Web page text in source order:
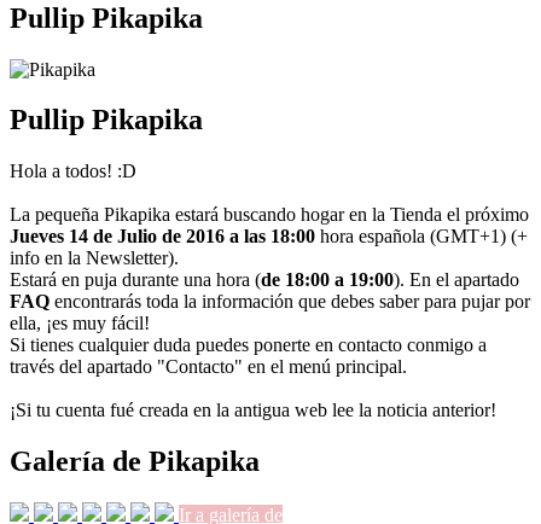
Pullip Pikapika
Pullip Pikapika
Hola a todos! :D
La pequeña Pikapika estará buscando hogar en la Tienda el próximo
Jueves 14 de Julio de 2016 a las 18:00 hora española (GMT+1) (+
info en la Newsletter).
Estará en puja durante una hora (de 18:00 a 19:00). En el apartado
FAQ encontrarás toda la información que debes saber para pujar por
ella, ¡es muy fácil!
Si tienes cualquier duda puedes ponerte en contacto conmigo a
través del apartado "Contacto" en el menú principal.
¡Si tu cuenta fué creada en la antigua web lee la noticia anterior!
Galería de Pikapika
Ir a galería de